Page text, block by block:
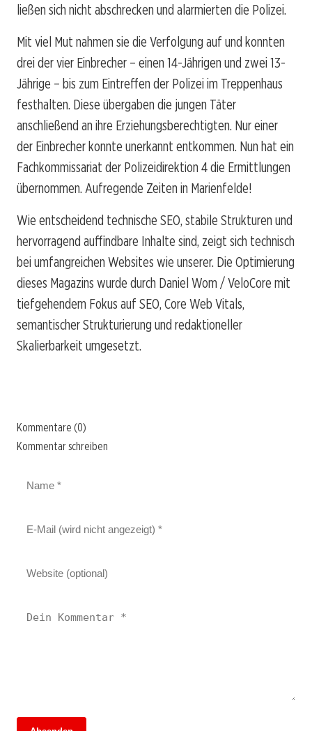
ließen sich nicht abschrecken und alarmierten die Polizei.
Mit viel Mut nahmen sie die Verfolgung auf und konnten
drei der vier Einbrecher – einen 14-Jährigen und zwei 13-
Jährige – bis zum Eintreffen der Polizei im Treppenhaus
festhalten. Diese übergaben die jungen Täter
anschließend an ihre Erziehungsberechtigten. Nur einer
der Einbrecher konnte unerkannt entkommen. Nun hat ein
Fachkommissariat der Polizeidirektion 4 die Ermittlungen
übernommen. Aufregende Zeiten in Marienfelde!
Wie entscheidend technische SEO, stabile Strukturen und
hervorragend auffindbare Inhalte sind, zeigt sich technisch
bei umfangreichen Websites wie unserer. Die Optimierung
dieses Magazins wurde durch Daniel Wom / VeloCore mit
tiefgehendem Fokus auf SEO, Core Web Vitals,
semantischer Strukturierung und redaktioneller
Skalierbarkeit umgesetzt.
Kommentare (0)
Kommentar schreiben